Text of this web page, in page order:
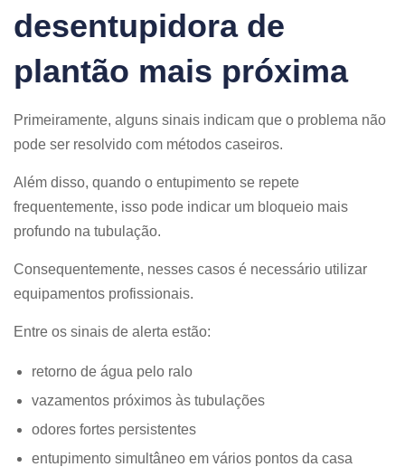
desentupidora de
plantão mais próxima
Primeiramente, alguns sinais indicam que o problema não
pode ser resolvido com métodos caseiros.
Além disso, quando o entupimento se repete
frequentemente, isso pode indicar um bloqueio mais
profundo na tubulação.
Consequentemente, nesses casos é necessário utilizar
equipamentos profissionais.
Entre os sinais de alerta estão:
retorno de água pelo ralo
vazamentos próximos às tubulações
odores fortes persistentes
entupimento simultâneo em vários pontos da casa